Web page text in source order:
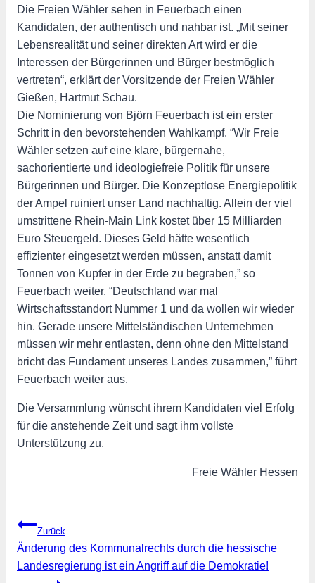
Die Freien Wähler sehen in Feuerbach einen
Kandidaten, der authentisch und nahbar ist. „Mit seiner
Lebensrealität und seiner direkten Art wird er die
Interessen der Bürgerinnen und Bürger bestmöglich
vertreten“, erklärt der Vorsitzende der Freien Wähler
Gießen, Hartmut Schau.
Die Nominierung von Björn Feuerbach ist ein erster
Schritt in den bevorstehenden Wahlkampf. “Wir Freie
Wähler setzen auf eine klare, bürgernahe,
sachorientierte und ideologiefreie Politik für unsere
Bürgerinnen und Bürger. Die Konzeptlose Energiepolitik
der Ampel ruiniert unser Land nachhaltig. Allein der viel
umstrittene Rhein-Main Link kostet über 15 Milliarden
Euro Steuergeld. Dieses Geld hätte wesentlich
effizienter eingesetzt werden müssen, anstatt damit
Tonnen von Kupfer in der Erde zu begraben,” so
Feuerbach weiter. “Deutschland war mal
Wirtschaftsstandort Nummer 1 und da wollen wir wieder
hin. Gerade unsere Mittelständischen Unternehmen
müssen wir mehr entlasten, denn ohne den Mittelstand
bricht das Fundament unseres Landes zusammen,” führt
Feuerbach weiter aus.
Die Versammlung wünscht ihrem Kandidaten viel Erfolg
für die anstehende Zeit und sagt ihm vollste
Unterstützung zu.
Freie Wähler Hessen
Beitragsnavigation
Zurück
Änderung des Kommunalrechts durch die hessische
Landesregierung ist ein Angriff auf die Demokratie!